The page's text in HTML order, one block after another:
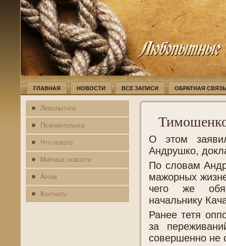
ГЛАВНАЯ НОВОСТИ ВСЕ ЗАПИСИ ОБРАТНАЯ СВЯЗЬ
Любопытное
Познавательное
Что нового
Мировые новости
Архив
Контакты
О этом
Андрушко,
По словам
мажорных
чего же
начальнику
Ранее тетя
за
совершенно не